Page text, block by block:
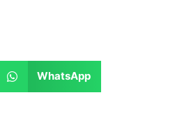
WhatsApp